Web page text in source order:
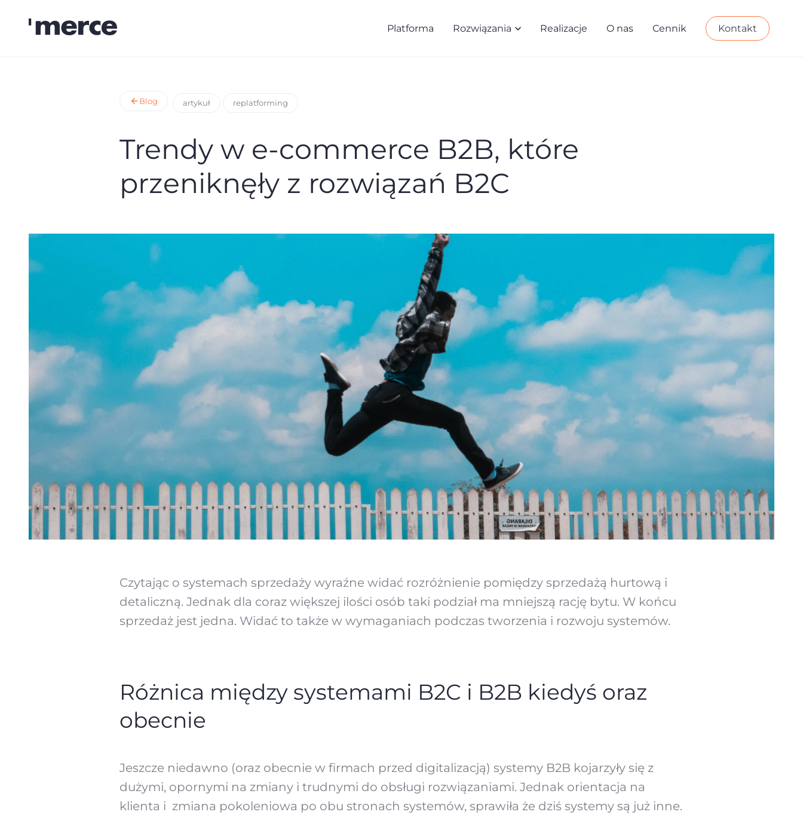
Platforma Rozwiązania Realizacje O nas Cennik Kontakt
Blog artykuł replatforming
Trendy w e-commerce B2B, które
przeniknęły z rozwiązań B2C
Czytając o systemach sprzedaży wyraźne widać rozróżnienie pomiędzy sprzedażą hurtową i
detaliczną. Jednak dla coraz większej ilości osób taki podział ma mniejszą rację bytu. W końcu
sprzedaż jest jedna. Widać to także w wymaganiach podczas tworzenia i rozwoju systemów.
Różnica między systemami B2C i B2B kiedyś oraz
obecnie
Jeszcze niedawno (oraz obecnie w firmach przed digitalizacją) systemy B2B kojarzyły się z
dużymi, opornymi na zmiany i trudnymi do obsługi rozwiązaniami. Jednak orientacja na
klienta i zmiana pokoleniowa po obu stronach systemów, sprawiła że dziś systemy są już inne.